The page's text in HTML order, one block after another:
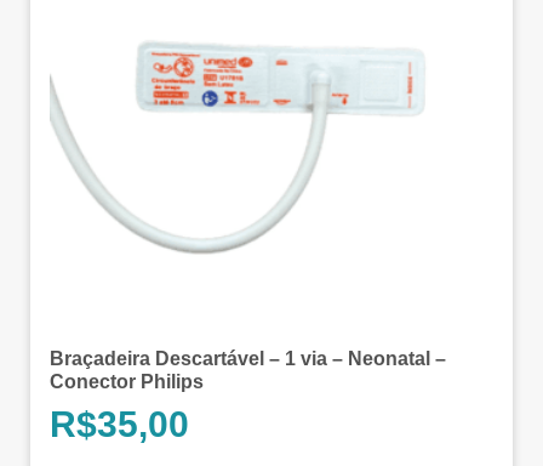
Braçadeira Descartável – 1 via – Neonatal –
Conector Philips
R$35,00